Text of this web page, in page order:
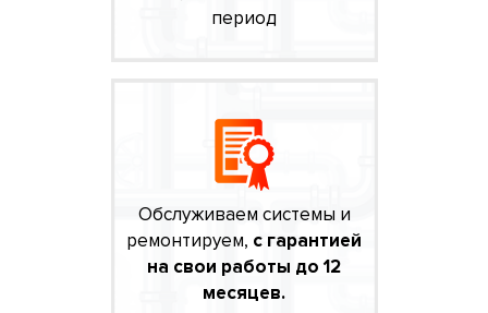
период
Обслуживаем системы и
ремонтируем, с гарантией
на свои работы до 12
месяцев.